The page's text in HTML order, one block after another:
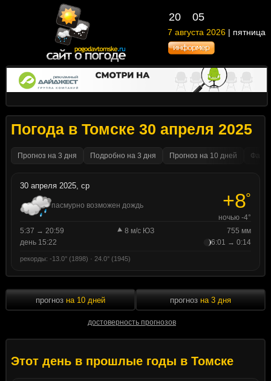
20 05
7 августа 2026 | пятница
Погода в Томске 30 апреля 2025
Прогноз на 3 дня Подробно на 3 дня Прогноз на 10 дней
30 апреля 2025, ср
пасмурно возможен дождь +8°
ночью -4°
5:37 → 20:59
8 м/с ЮЗ
755 мм
день 15:22
6:01 → 0:14
рекорды: -13.0° (1898) · 24.0° (1945)
прогноз на 10 дней
достоверность прогнозов
прогноз на 3 дня
Этот день в прошлые годы в Томске